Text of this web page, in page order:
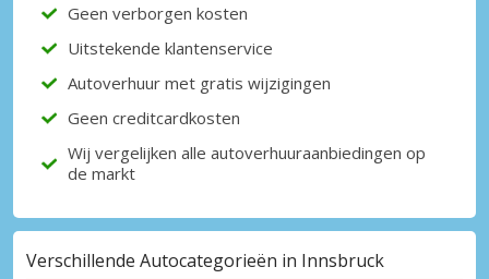
Geen verborgen kosten
Uitstekende klantenservice
Autoverhuur met gratis wijzigingen
Geen creditcardkosten
Wij vergelijken alle autoverhuuraanbiedingen op
de markt
Verschillende Autocategorieën in Innsbruck